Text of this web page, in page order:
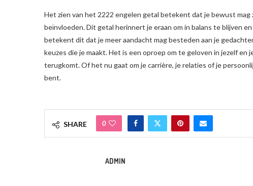
Het zien van het 2222 engelen getal betekent dat je bewust mag
beïnvloeden. Dit getal herinnert je eraan om in balans te blijven
betekent dit dat je meer aandacht mag besteden aan je
keuzes die je maakt. Het is een oproep om te geloven in jezelf
terugkomt. Of het nu gaat om je carrière, je relaties of je
bent.
SHARE 0
ADMIN